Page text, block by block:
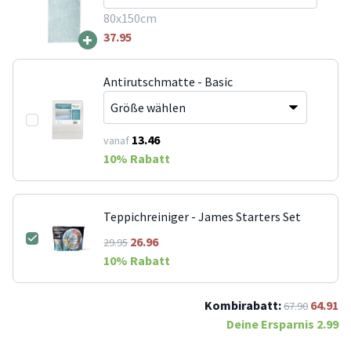
+
80x150cm
37.95
Antirutschmatte - Basic
vanaf 13.46
10% Rabatt
Teppichreiniger - James Starters Set
29.9526.96
10% Rabatt
Kombirabatt:67.90 64.91
Deine Ersparnis 2.99